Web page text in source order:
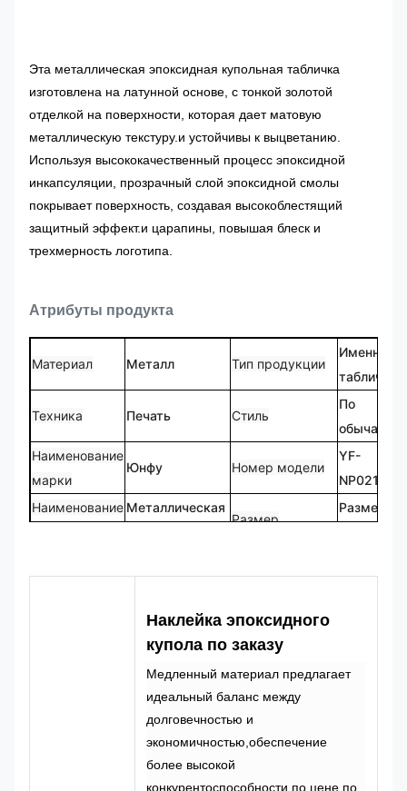
Эта металлическая эпоксидная купольная табличка
изготовлена на латунной основе, с тонкой золотой
отделкой на поверхности, которая дает матовую
металлическую текстуру.и устойчивы к выцветанию.
Используя высококачественный процесс эпоксидной
инкапсуляции, прозрачный слой эпоксидной смолы
покрывает поверхность, создавая высокоблестящий
защитный эффект.и царапины, повышая блеск и
трехмерность логотипа.
Атрибуты продукта
Материал Металл Тип продукции
Именная
табличка
Техника Печать Стиль
По
обычаю
Наименование
марки
Юнфу Номер модели
YF-
NP0214
Наименование Металлическая
Размер
Размер
Проектирование
Наклейка эпоксидного
купола по заказу
Медленный материал предлагает
идеальный баланс между
долговечностью и
экономичностью,обеспечение
более высокой
конкурентоспособности по цене по